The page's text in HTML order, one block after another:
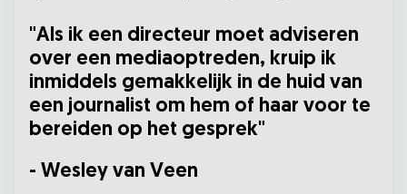
"Als ik een directeur moet adviseren
over een mediaoptreden, kruip ik
inmiddels gemakkelijk in de huid van
een journalist om hem of haar voor te
bereiden op het gesprek"
- Wesley van Veen